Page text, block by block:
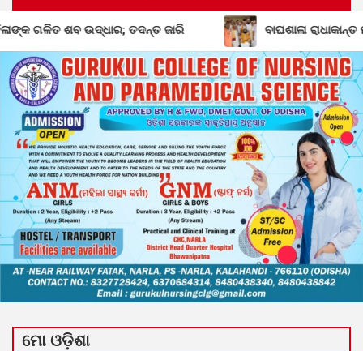
ଉଦ୍ଧାର; ତଦନ୍ତ ଜାରି ବାଘଶାଳା ରାଧାକାନ୍ତ ମଠ
ମୋ ଓଡ଼ିଶା